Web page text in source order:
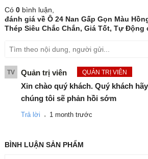
2. ĐẶC ĐIỂM NỔI BẬT
Có 0bình luận,
đánh giá về Ô 24 Nan Gấp Gọn Màu
Thép Siêu Chắc Chắn, Giá Tốt, Tự Động
TV Quản trị viên QUẢN TRỊ VIÊN
Xin chào quý khách. Quý khách
chúng tôi sẽ phản hồi sớm
Trả lời . 1 month trước
BÌNH LUẬN SẢN PHẨM